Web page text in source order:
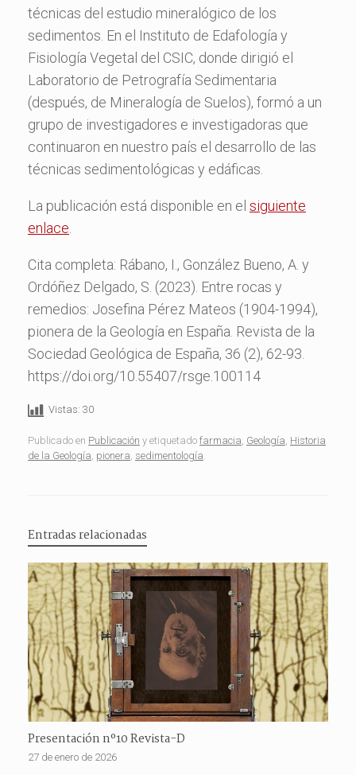
técnicas del estudio mineralógico de los
sedimentos. En el Instituto de Edafología y
Fisiología Vegetal del CSIC, donde dirigió el
Laboratorio de Petrografía Sedimentaria
(después, de Mineralogía de Suelos), formó a un
grupo de investigadores e investigadoras que
continuaron en nuestro país el desarrollo de las
técnicas sedimentológicas y edáficas.
La publicación está disponible en el siguiente
enlace
Cita completa: Rábano, I., González Bueno, A. y
Ordóñez Delgado, S. (2023). Entre rocas y
remedios: Josefina Pérez Mateos (1904-1994),
pionera de la Geología en España. Revista de la
Sociedad Geológica de España, 36 (2), 62-93.
https://doi.org/10.55407/rsge.100114
Vistas: 30
Publicado en Publicación y etiquetado farmacia, Geología, Historia
de la Geología, pionera, sedimentología.
Entradas relacionadas
Presentación nº10 Revista-D
27 de enero de 2026